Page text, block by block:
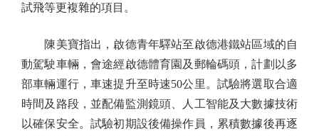
試飛等更複雜的項目。
陳美寶指出，啟德青年驛站至啟德港鐵站區域的自
動駕駛車輛，會途經啟德體育園及郵輪碼頭，計劃以多
部車輛運行，車速提升至時速50公里。試驗將選取合適
時間及路段，並配備監測鏡頭、人工智能及大數據技術
以確保安全。試驗初期設後備操作員，累積數據後再逐